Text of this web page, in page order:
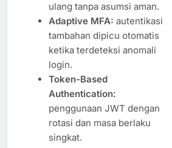
ulang tanpa asumsi aman.
Adaptive MFA: autentikasi
tambahan dipicu otomatis
ketika terdeteksi anomali
login.
Token-Based
Authentication:
penggunaan JWT dengan
rotasi dan masa berlaku
singkat.